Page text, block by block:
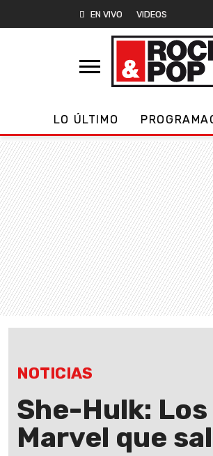
EN VIVO VIDEOS
LO ÚLTIMO
NOTICIAS
She-Hulk:
Marvel que